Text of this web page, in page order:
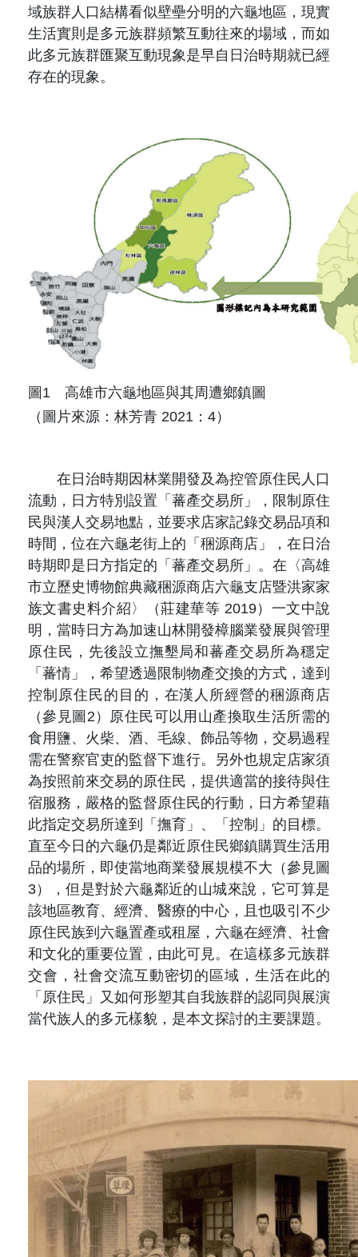
域族群人口結構看似壁壘分明的六龜地區，現實
生活實則是多元族群頻繁互動往來的場域，而如
此多元族群匯聚互動現象是早自日治時期就已經
存在的現象。
圖1 高雄市六龜地區與其周遭鄉鎮圖
（圖片來源：林芳青 2021：4）
在日治時期因林業開發及為控管原住民人口
流動，日方特別設置「蕃產交易所」，限制原住
民與漢人交易地點，並要求店家記錄交易品項和
時間，位在六龜老街上的「稇源商店」，在日治
時期即是日方指定的「蕃產交易所」。在〈高雄
市立歷史博物館典藏稇源商店六龜支店暨洪家家
族文書史料介紹〉（莊建華等 2019）一文中說
明，當時日方為加速山林開發樟腦業發展與管理
原住民，先後設立撫墾局和蕃產交易所為穩定
「蕃情」，希望透過限制物產交換的方式，達到
控制原住民的目的，在漢人所經營的稇源商店
（參見圖2）原住民可以用山產換取生活所需的
食用鹽、火柴、酒、毛線、飾品等物，交易過程
需在警察官吏的監督下進行。另外也規定店家須
為按照前來交易的原住民，提供適當的接待與住
宿服務，嚴格的監督原住民的行動，日方希望藉
此指定交易所達到「撫育」、「控制」的目標。
直至今日的六龜仍是鄰近原住民鄉鎮購買生活用
品的場所，即使當地商業發展規模不大（參見圖
3），但是對於六龜鄰近的山城來說，它可算是
該地區教育、經濟、醫療的中心，且也吸引不少
原住民族到六龜置產或租屋，六龜在經濟、社會
和文化的重要位置，由此可見。在這樣多元族群
交會，社會交流互動密切的區域，生活在此的
「原住民」又如何形塑其自我族群的認同與展演
當代族人的多元樣貌，是本文探討的主要課題。